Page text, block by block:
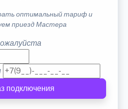
оптимальный тариф и
приезд Мастера
подключения